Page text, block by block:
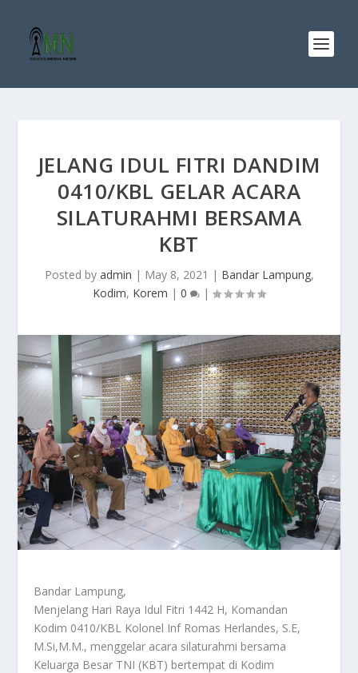
JELANG IDUL FITRI DANDIM
0410/KBL GELAR ACARA
SILATURAHMI BERSAMA
KBT
Posted by admin | May 8, 2021 | Bandar Lampung,
Kodim, Korem | 0 |
Bandar Lampung,
Menjelang Hari Raya Idul Fitri 1442 H, Komandan
Kodim 0410/KBL Kolonel Inf Romas Herlandes, S.E,
M.Si,M.M., menggelar acara silaturahmi bersama
Keluarga Besar TNI (KBT) bertempat di Kodim